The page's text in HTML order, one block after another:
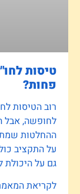
טיסות
פחות?
רוב הטיסות
לחופשה, אבל
ההחלטות
על התקציב
גם על היכולת
לקריאת